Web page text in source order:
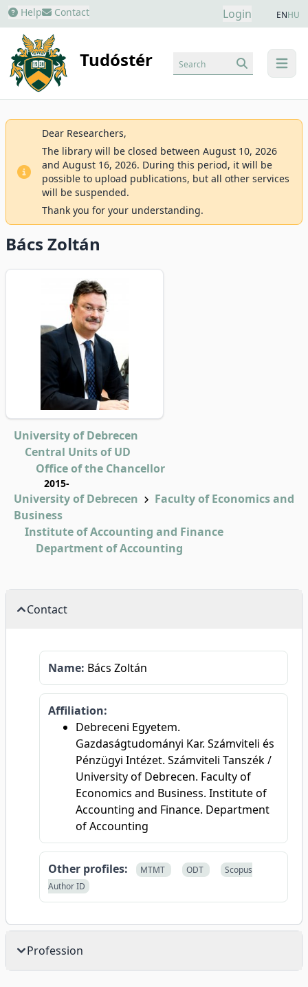
Help Contact Login ENHU
Tudóstér menu
Search
Dear Researchers,
The library will be closed between August 10, 2026
and August 16, 2026. During this period, it will be
possible to upload publications, but all other services
will be suspended.
Thank you for your understanding.
Bács Zoltán
University of Debrecen
Central Units of UD
Office of the Chancellor
2015-
University of Debrecen
Faculty of Economics and
Business
Institute of Accounting and Finance
Department of Accounting
Contact
Name: Bács Zoltán
Affiliation:
Debreceni Egyetem.
Gazdaságtudományi Kar. Számviteli és
Pénzügyi Intézet. Számviteli Tanszék /
University of Debrecen. Faculty of
Economics and Business. Institute of
Accounting and Finance. Department
of Accounting
Other profiles: MTMT ODT
Scopus
Author ID
Profession